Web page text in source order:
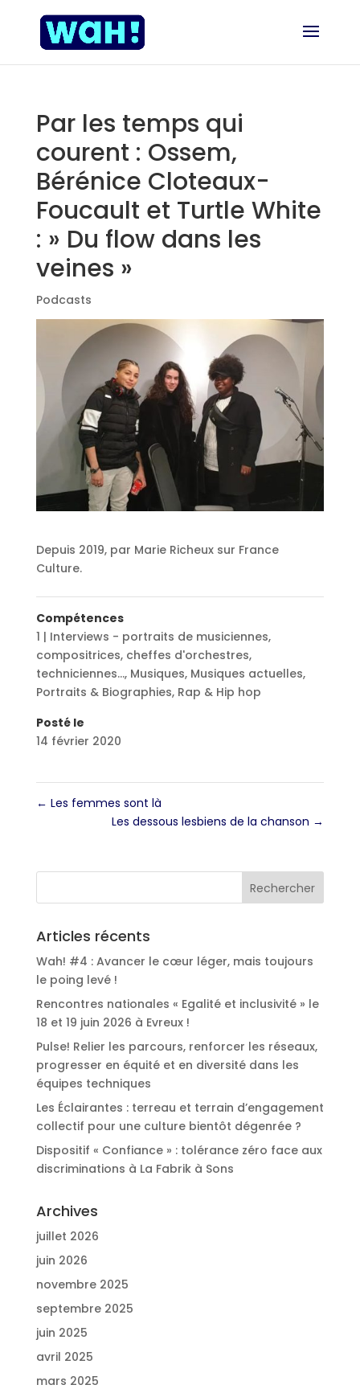
Par les temps qui
courent : Ossem,
Bérénice Cloteaux-
Foucault et Turtle White
: » Du flow dans les
veines »
Podcasts
Depuis 2019, par Marie Richeux sur France
Culture.
Compétences
1 | Interviews - portraits de musiciennes,
compositrices, cheffes d'orchestres,
techniciennes..., Musiques, Musiques actuelles,
Portraits & Biographies, Rap & Hip hop
Posté le
14 février 2020
← Les femmes sont là
Les dessous lesbiens de la chanson →
Articles récents
Wah! #4 : Avancer le cœur léger, mais toujours
le poing levé !
Rencontres nationales « Egalité et inclusivité » le
18 et 19 juin 2026 à Evreux !
Pulse! Relier les parcours, renforcer les réseaux,
progresser en équité et en diversité dans les
équipes techniques
Les Éclairantes : terreau et terrain d’engagement
collectif pour une culture bientôt dégenrée ?
Dispositif « Confiance » : tolérance zéro face aux
discriminations à La Fabrik à Sons
Archives
juillet 2026
juin 2026
novembre 2025
septembre 2025
juin 2025
avril 2025
mars 2025